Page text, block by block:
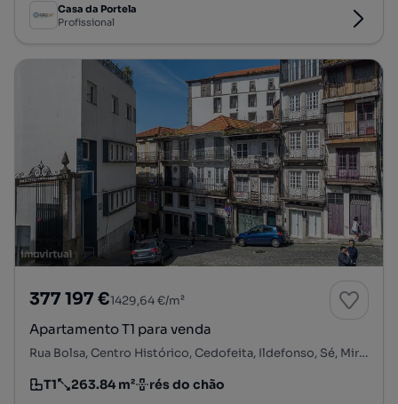
Casa da Portela
Profissional
377 197 €1429,64 €/m²
Apartamento T1 para venda
Rua Bolsa, Centro Histórico, Cedofeita, Ildefonso, Sé, Miragaia, Nicolau, Vitória, Porto, Porto
Tipologia
T1
Preço por metro quadrado
263.84 m²
Andar rés do chão